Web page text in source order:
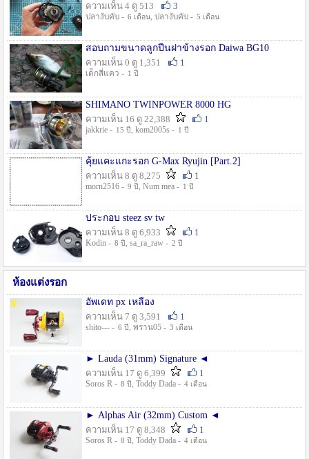
ความเห็น 4 ดู 513
3
ปลางับคับ - 6 เดือน, ปลางับคับ - 5 เดือน
สอบถามขนาดลูกปืนฝาข้างรอก Daiwa BG10
ความเห็น 0 ดู 1,351
1
เด็กสี่แคว - 1 ปี
SHIMANO TWINPOWER 8000 HG
ความเห็น 16 ดู 22,388
1
jakkrie - 15 ปี , kom2005s - 1 ปี
คุ้ยแคะแกะรอก G-Max Ryujin [Part.2]
ความเห็น 8 ดู 8,275
1
morn2516 - 9 ปี , Num mea - 1 ปี
ประกอบ steez sv tw
ความเห็น 8 ดู 6,933
1
Kodin - 8 ปี , sa_ra_raw - 2 ปี
ห้องแต่งรอก
อัพเดท px เหลือง
ความเห็น 7 ดู 3,591
1
shito--- - 6 ปี , พราน05 - 3 เดือน
► Lauda (31mm) Signature ◄
ความเห็น 17 ดู 6,399
1
Soros R - 8 ปี , Toddy Dada - 4 เดือน
► Alphas Air (32mm) Custom ◄
ความเห็น 17 ดู 8,348
1
Soros R - 8 ปี , Toddy Dada - 4 เดือน